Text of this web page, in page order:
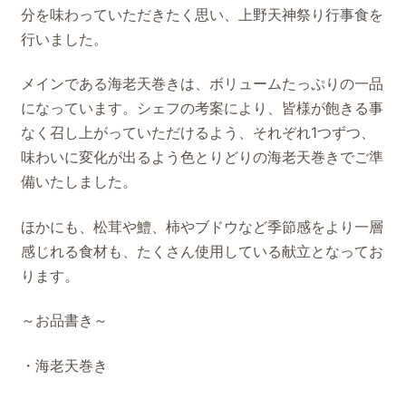
分を味わっていただきたく思い、上野天神祭り行事食を
行いました。
メインである海老天巻きは、ボリュームたっぷりの一品
になっています。シェフの考案により、皆様が飽きる事
なく召し上がっていただけるよう、それぞれ1つずつ、
味わいに変化が出るよう色とりどりの海老天巻きでご準
備いたしました。
ほかにも、松茸や鱧、柿やブドウなど季節感をより一層
感じれる食材も、たくさん使用している献立となってお
ります。
～お品書き～
・海老天巻き